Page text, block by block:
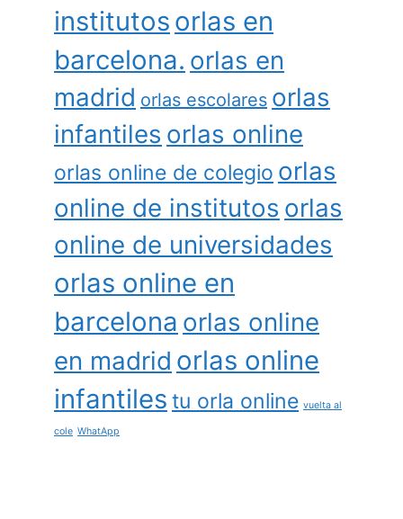
institutos orlas en
barcelona. orlas en
madrid orlas escolares orlas
infantiles orlas online
orlas online de colegio orlas
online de institutos orlas
online de universidades
orlas online en
barcelona orlas online
en madrid orlas online
infantiles tu orla online vuelta al
cole WhatApp